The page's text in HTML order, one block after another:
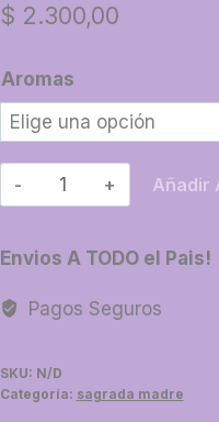
$ 2.300,00
Aromas
50-
Sahumerios
cantidad
Añadir
Envios A TODO el Pais!
Pagos Seguros
SKU: N/D
Categoría: sagrada madre